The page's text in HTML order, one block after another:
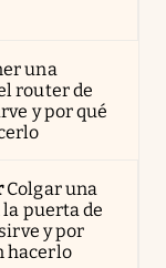
una
router de
y por qué
Colgar una
puerta de
y por
hacerlo